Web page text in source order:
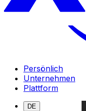
Persönlich
Unternehmen
Plattform
DE